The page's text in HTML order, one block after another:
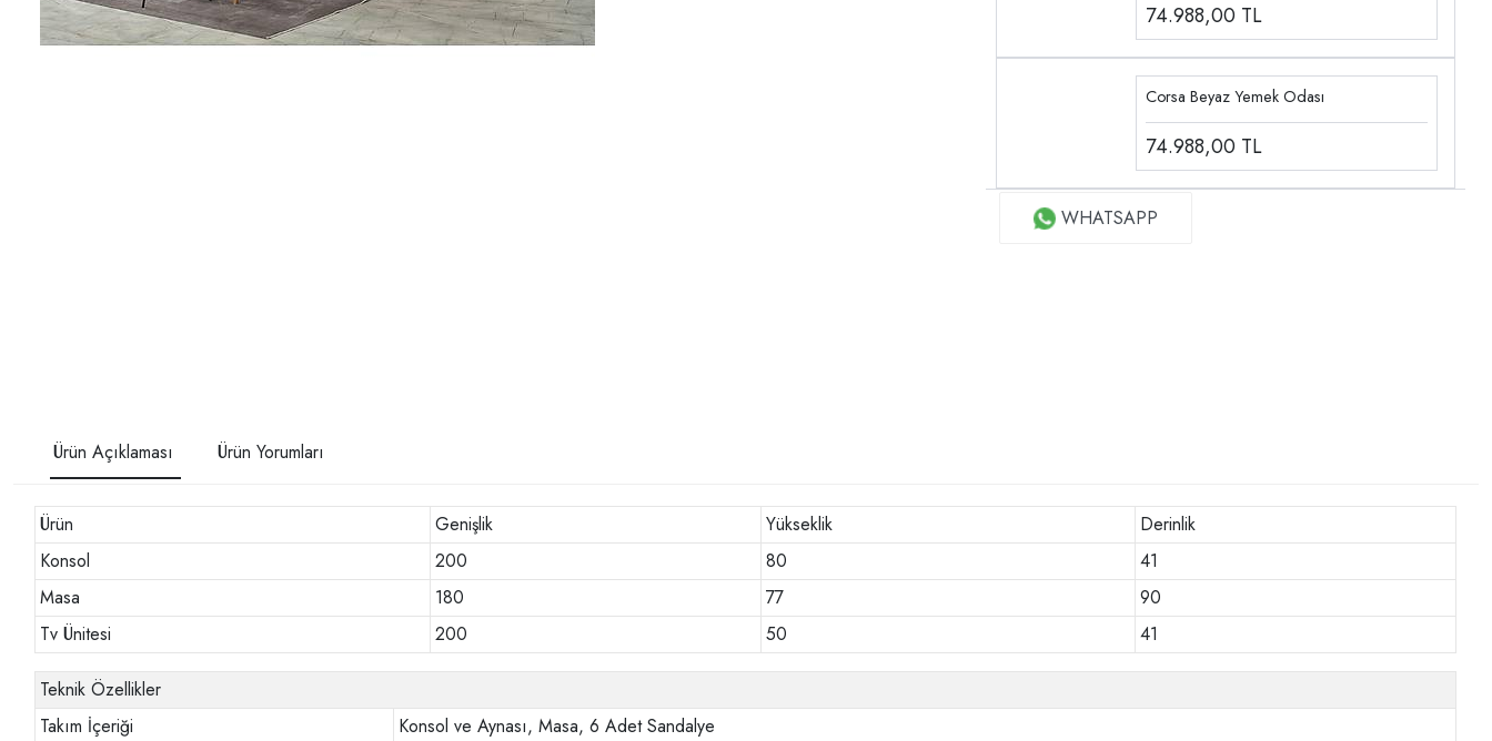
74.988,00 TL
Corsa Beyaz Yemek Odası
74.988,00 TL
WHATSAPP
Ürün Açıklaması Ürün Yorumları
Ürün Genişlik Yükseklik
Derinlik
Konsol
200 80
41
Masa
180 77
90
Tv Ünitesi
200 50 41
Teknik Özellikler
Takım İçeriği
Konsol ve Aynası, Masa, 6 Adet Sandalye